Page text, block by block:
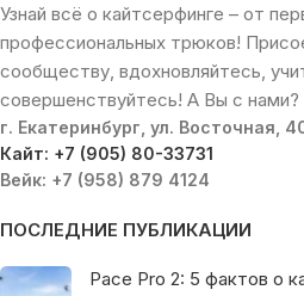
Узнай всё о кайтсерфинге – от
профессиональных трюков!
сообществу, вдохновляйтесь,
совершенствуйтесь! А Вы с нами?
г. Екатеринбург, ул. Восточная,
Кайт: +7 (905) 80-33731
Вейк: +7 (958) 879 4124
ПОСЛЕДНИЕ ПУБЛИКАЦИИ
Pace Pro 2: 5 фактов о